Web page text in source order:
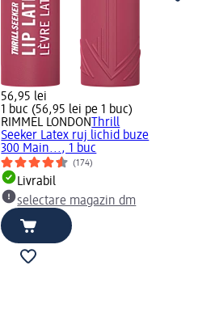
56,95 lei
1 buc (56,95 lei pe 1 buc)
RIMMEL LONDON
Thrill
Seeker Latex ruj lichid buze
300 Main..., 1 buc
(174)
Livrabil
selectare magazin dm